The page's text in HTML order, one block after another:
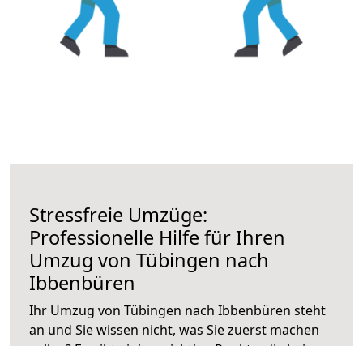
Stressfreie Umzüge:
Professionelle Hilfe für Ihren
Umzug von Tübingen nach
Ibbenbüren
Ihr Umzug von Tübingen nach Ibbenbüren steht
an und Sie wissen nicht, was Sie zuerst machen